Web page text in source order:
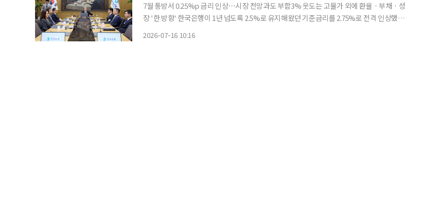
7월 통방서 0.25%p 금리 인상⋯시장 전망과도 부합3% 웃도는 고물가 외에 환율ㆍ부채ㆍ성
장 '한 방향' 한국은행이 1년 넘도록 2.5%로 유지해왔던 기준금리를 2.75%로 전격 인상했다.
2026-07-16 10:16